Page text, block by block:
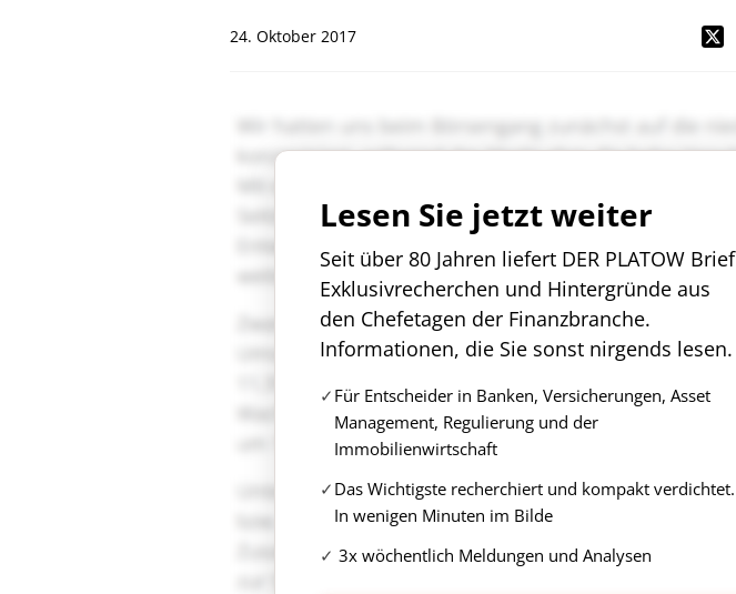
24. Oktober 2017
Lesen Sie jetzt weiter
Seit über 80 Jahren liefert DER PLATOW Brief
Exklusivrecherchen und Hintergründe aus
den Chefetagen der Finanzbranche.
Informationen, die Sie sonst nirgends lesen.
Für Entscheider in Banken, Versicherungen, Asset
Management, Regulierung und der
Immobilienwirtschaft
Das Wichtigste recherchiert und kompakt verdichtet.
In wenigen Minuten im Bilde
3x wöchentlich Meldungen und Analysen